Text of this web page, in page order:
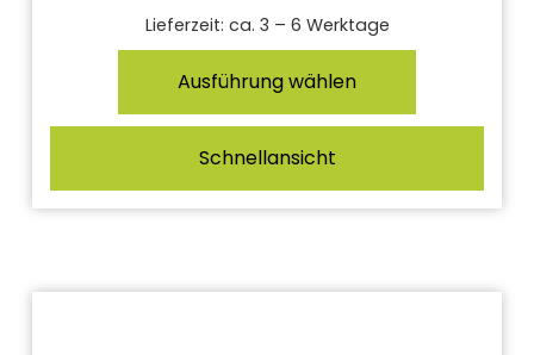
Lieferzeit: ca. 3 – 6 Werktage
Ausführung wählen
Schnellansicht